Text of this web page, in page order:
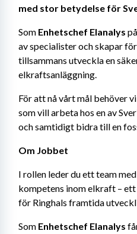
med stor betydelse för
Som Enhetschef Elanalys
av specialister och skapar
tillsammans utveckla en
elkraftsanläggning.
För att nå vårt mål behöver
som vill arbeta hos en av
och samtidigt bidra till en
Om Jobbet
I rollen leder du ett team
kompetens inom elkraft –
för Ringhals framtida
Som Enhetschef Elanalys